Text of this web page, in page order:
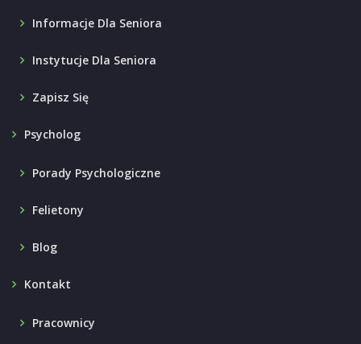
Informacje Dla Seniora
Instytucje Dla Seniora
Zapisz Się
Psycholog
Porady Psychologiczne
Felietony
Blog
Kontakt
Pracownicy